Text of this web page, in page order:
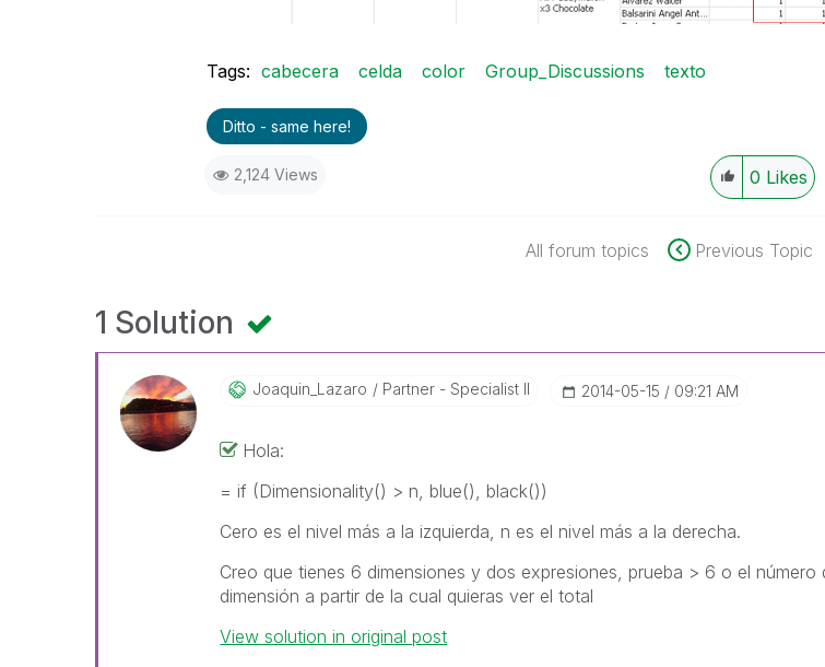
Tags: cabecera celda color Group_Discussions texto
Ditto - same here!
2,124 Views 0 Likes
All forum topics Previous Topic
1 Solution
Joaquin_Lazaro Partner - Specialist II ‎2014-05-15 09:21 AM
Hola:
= if (Dimensionality() > n, blue(), black())
Cero es el nivel más a la izquierda, n es el nivel más a la derecha.
Creo que tienes 6 dimensiones y dos expresiones, prueba > 6 o el número
dimensión a partir de la cual quieras ver el total
View solution in original post